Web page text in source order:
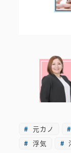
元カノ
浮気